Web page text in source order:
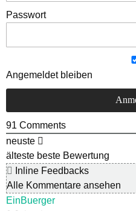
Passwort
Angemeldet bleiben
91 Comments
neuste
älteste beste Bewertung
Inline Feedbacks
Alle Kommentare ansehen
EinBuerger